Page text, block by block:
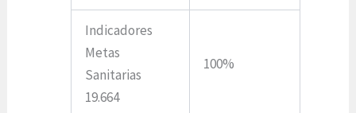
Indicadores
Metas
Sanitarias
19.664
100%